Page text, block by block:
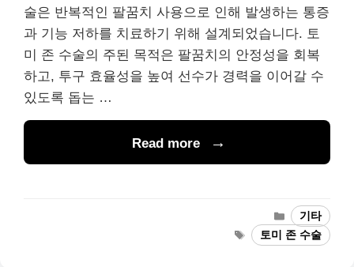
술은 반복적인 팔꿈치 사용으로 인해 발생하는 통증
과 기능 저하를 치료하기 위해 설계되었습니다. 토
미 존 수술의 주된 목적은 팔꿈치의 안정성을 회복
하고, 투구 효율성을 높여 선수가 경력을 이어갈 수
있도록 돕는 …
Read more
Categories
기타
Tags토미 존 수술